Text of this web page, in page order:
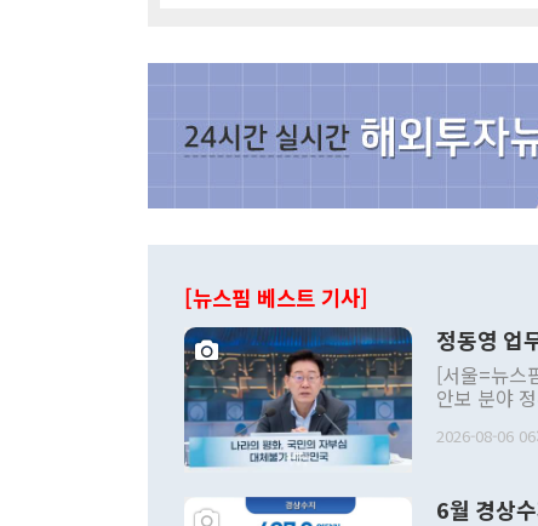
[뉴스핌 베스트 기사]
정동영 업
[서울=뉴스
안보 분야
발언 중에는
주의적 희망
2026-08-06
6월 경상